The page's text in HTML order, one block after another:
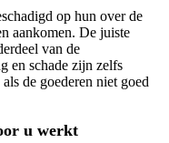
op hun over de
aankomen. De juiste
van de
en schade zijn zelfs
de goederen niet goed
u werkt